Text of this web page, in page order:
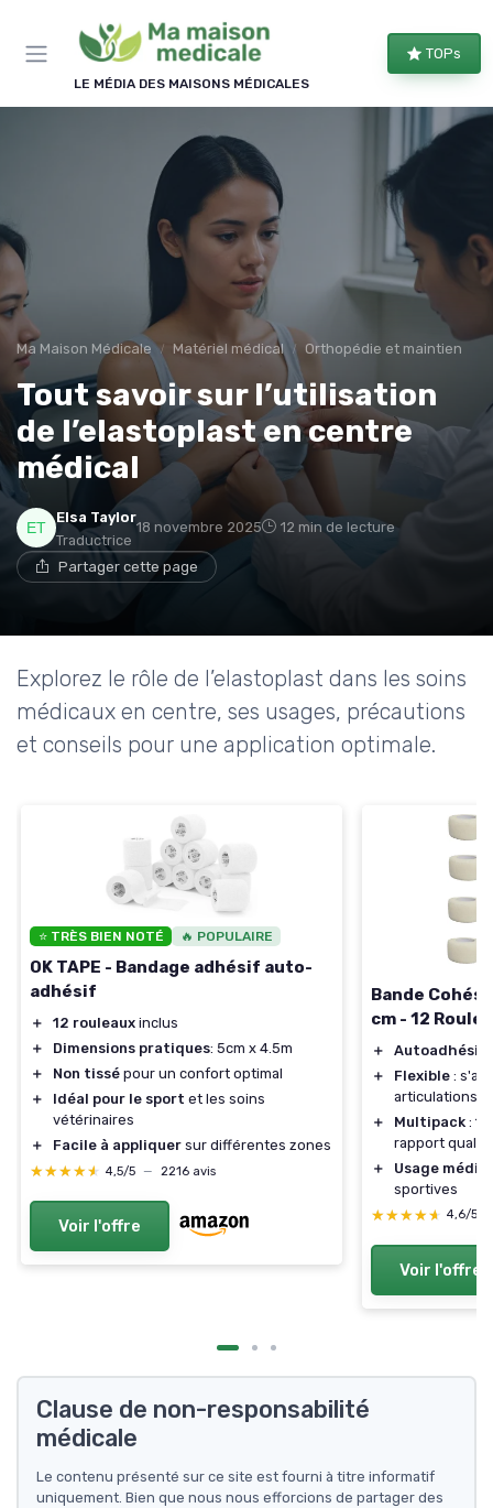
LE MÉDIA DES MAISONS MÉDICALES
TOPs
Ma Maison Médicale Matériel médical Orthopédie et maintien
Tout savoir sur l’utilisation
de l’elastoplast en centre
médical
Elsa Taylor
Traductrice
18 novembre 2025 12 min de lecture
Partager cette page
Explorez le rôle de l’elastoplast dans les soins
médicaux en centre, ses usages, précautions
et conseils pour une application optimale.
⭐ TRÈS BIEN NOTÉ 🔥 POPULAIRE
OK TAPE - Bandage adhésif auto-
adhésif
＋ 12 rouleaux inclus
＋
Dimensions pratiques: 5cm x 4.5m
＋
Non tissé pour un confort optimal
＋
Idéal pour le sport et les soins
vétérinaires
＋
Facile à appliquer sur différentes zones
★★★★★
★★★★★ 4,5/5 — 2216 avis
Voir l'offre
Bande
cm - 12
＋ Autoadhésif
＋
Flexible :
articulations
＋
Multipack :
rapport
＋
Usage
sportives
★★★★★
★★★★★ 4,6/5
Voir l'offre
Clause de non-responsabilité
médicale
Le contenu présenté sur ce site est fourni à titre informatif
uniquement. Bien que nous nous efforcions de partager des